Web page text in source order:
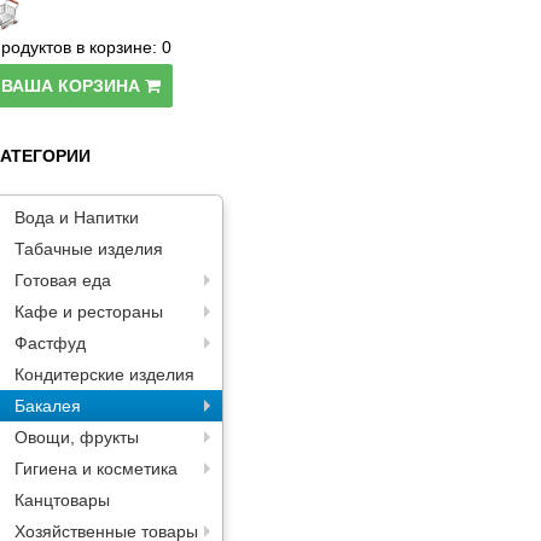
в корзине: 0
ВАША КОРЗИНА
Вода и Напитки
Табачные изделия
Готовая еда
Кафе и рестораны
Фастфуд
Кондитерские изделия
Бакалея
Овощи, фрукты
Гигиена и косметика
Канцтовары
Хозяйственные товары